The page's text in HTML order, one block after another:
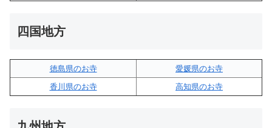
四国地方
徳島県のお寺
愛媛県のお寺
香川県のお寺
高知県のお寺